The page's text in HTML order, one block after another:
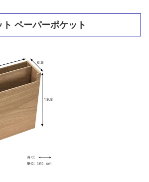
ペーパーポケット